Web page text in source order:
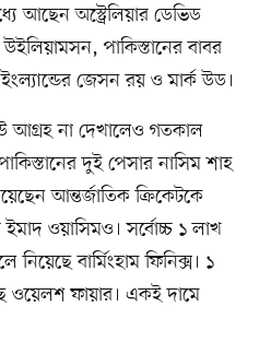
আছেন অস্ট্রেলিয়ার ডেভিড
পাকিস্তানের বাবর
জেসন রয় ও মার্ক উড।
আগ্রহ না দেখালেও গতকাল
দুই পেসার নাসিম শাহ
আন্তর্জাতিক ক্রিকেটকে
ওয়াসিমও। সর্বোচ্চ ১ লাখ
বার্মিংহাম ফিনিক্স। ১
ওয়েলশ ফায়ার। একই দামে